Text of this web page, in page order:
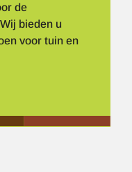
de
bieden u
voor tuin en